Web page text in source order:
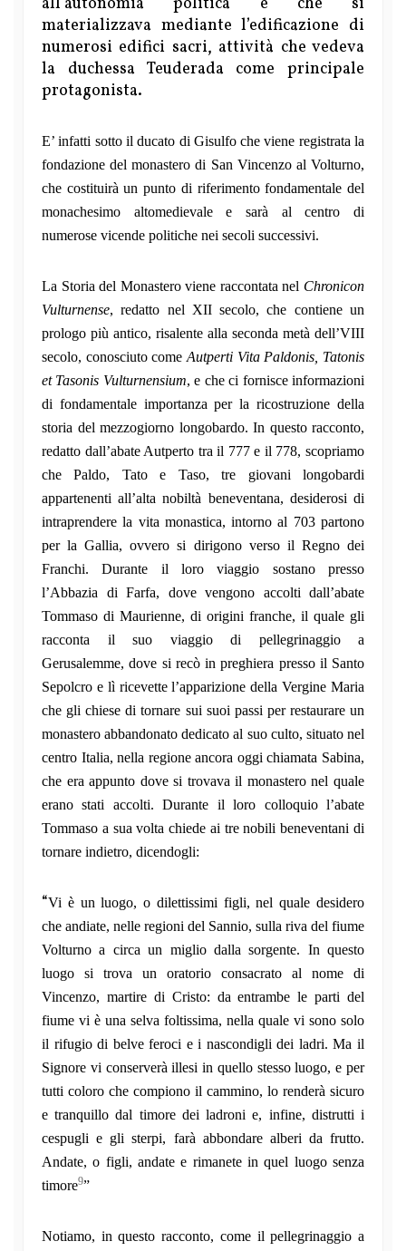
materializzava mediante l’edificazione di
numerosi edifici sacri, attività che vedeva
la duchessa Teuderada come principale
protagonista.
E’ infatti sotto il ducato di Gisulfo che viene registrata la
fondazione del monastero di San Vincenzo al Volturno,
che costituirà un punto di riferimento fondamentale del
monachesimo altomedievale e sarà al centro di
numerose vicende politiche nei secoli successivi.
La Storia del Monastero viene raccontata nel Chronicon
Vulturnense, redatto nel XII secolo, che contiene un
prologo più antico, risalente alla seconda metà dell’VIII
secolo, conosciuto comeAutperti Vita Paldonis, Tatonis
et Tasonis Vulturnensium, e che ci fornisce informazioni
di fondamentale importanza per la ricostruzione della
storia del mezzogiorno longobardo. In questo racconto,
redatto dall’abate Autperto tra il 777 e il 778, scopriamo
che Paldo, Tato e Taso, tre giovani longobardi
appartenenti all’alta nobiltà beneventana, desiderosi di
intraprendere la vita monastica, intorno al 703 partono
per la Gallia, ovvero si dirigono verso il Regno dei
Franchi. Durante il loro viaggio sostano presso
l’Abbazia di Farfa, dove vengono accolti dall’abate
Tommaso di Maurienne, di origini franche, il quale gli
racconta il suo viaggio di pellegrinaggio a
Gerusalemme, dove si recò in preghiera presso il Santo
Sepolcro e lì ricevette l’apparizione della Vergine Maria
che gli chiese di tornare sui suoi passi per restaurare un
monastero abbandonato dedicato al suo culto, situato nel
centro Italia, nella regione ancora oggi chiamata Sabina,
che era appunto dove si trovava il monastero nel quale
erano stati accolti. Durante il loro colloquio l’abate
Tommaso a sua volta chiede ai tre nobili beneventani di
tornare indietro, dicendogli:
“Vi è un luogo, o dilettissimi figli, nel quale desidero
che andiate, nelle regioni del Sannio, sulla riva del fiume
Volturno a circa un miglio dalla sorgente. In questo
luogo si trova un oratorio consacrato al nome di
Vincenzo, martire di Cristo: da entrambe le parti del
fiume vi è una selva foltissima, nella quale vi sono solo
il rifugio di belve feroci e i nascondigli dei ladri. Ma il
Signore vi conserverà illesi in quello stesso luogo, e per
tutti coloro che compiono il cammino, lo renderà sicuro
e tranquillo dal timore dei ladroni e, infine, distrutti i
cespugli e gli sterpi, farà abbondare alberi da frutto.
Andate, o figli, andate e rimanete in quel luogo senza
timore9”
Notiamo, in questo racconto, come il pellegrinaggio a